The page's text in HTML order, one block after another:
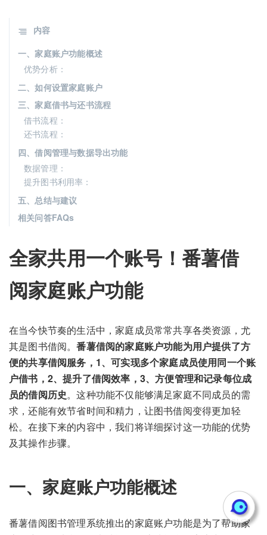
全家共用一个账号！番薯借
阅家庭账户功能
在当今快节奏的生活中，家庭成员常常共享各类资源，尤
其是图书借阅。番薯借阅的家庭账户功能为用户提供了方
便的共享借阅服务，1、可实现多个家庭成员使用同一个账
户借书，2、提升了借阅效率，3、方便管理和记录每位成
员的借阅历史。这种功能不仅能够满足家庭不同成员的需
求，还能有效节省时间和精力，让图书借阅变得更加轻
松。在接下来的内容中，我们将详细探讨这一功能的优势
及其操作步骤。
一、家庭账户功能概述
番薯借阅图书管理系统推出的家庭账户功能是为了帮助家
内容
一、家庭账户功能概述
优势分析：
二、如何设置家庭账户
三、家庭借书与还书流程
借书流程：
还书流程：
四、借阅管理与数据导出功能
数据管理：
提升图书利用率：
五、总结与建议
相关问答FAQs